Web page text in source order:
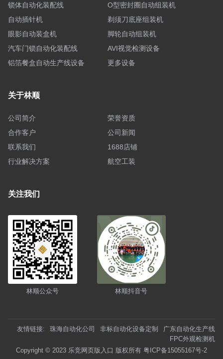
锁体自动化装配线
O型密封圈自动组装机
自动插针机
剃须刀底座组装机
眼影自动装盒机
脚轮自动组装机
汽车门锁自动化装配线
AVI视觉检测设备
铝箔餐盒自动生产线设备
更多设备
关于林顺
公司简介
荣誉资质
合作客户
公司新闻
联系我们
1688店铺
行业解决方案
航空工装
关注我们
林顺公众号 林顺抖音号
Copyright © 2023 乐竞网页版入口 版权所有 粤ICP备15055167号-2
友情链接: 珠海自动化公司 非标自动化设备定制
广东自动化生产线
FPC外观检测机